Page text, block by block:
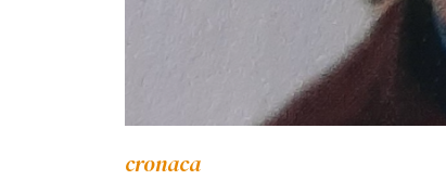
cronaca